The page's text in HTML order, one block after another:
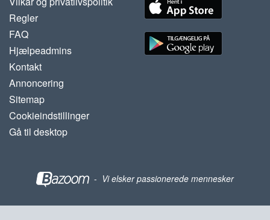
Regler
FAQ
Hjælpeadmins
Kontakt
Annoncering
Sitemap
Cookieindstillinger
Gå til desktop
- Vi elsker passionerede mennesker